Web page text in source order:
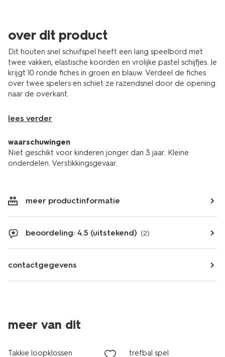
over dit product
Dit houten snel schuifspel heeft een lang speelbord met
twee vakken, elastische koorden en vrolijke pastel schijfjes. Je
krijgt 10 ronde fiches in groen en blauw. Verdeel de fiches
over twee spelers en schiet ze razendsnel door de opening
naar de overkant.
lees verder
waarschuwingen
Niet geschikt voor kinderen jonger dan 3 jaar. Kleine
onderdelen. Verstikkingsgevaar.
meer productinformatie
beoordeling: 4.5 (uitstekend) (2)
contactgegevens
meer van dit
laag geprijsd
Takkie loopklossen trefbal spel